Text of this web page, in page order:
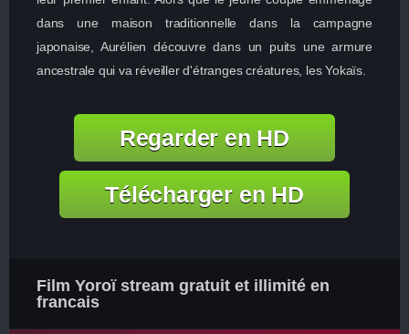
dans une maison traditionnelle dans la campagne
japonaise, Aurélien découvre dans un puits une armure
ancestrale qui va réveiller d'étranges créatures, les Yokaïs.
Regarder en HD
Télécharger en HD
Film Yoroï stream gratuit et illimité en
francais